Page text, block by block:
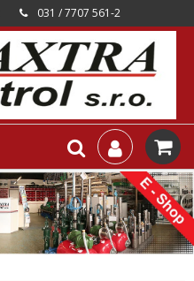
031 / 7707 561-2